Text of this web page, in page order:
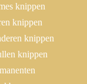
knippen
knippen
knippen
knippen